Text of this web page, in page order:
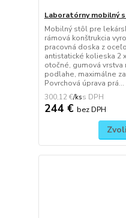
Laboratórny mobilný
Mobilný stôl pre
rámová konštrukcia
pracovná doska z
antistatické kolieska 2
otočné, gumová vrstva
podlahe, maximálne
Povrchová úprava prá...
300,12 €/ks
244 € bez DPH